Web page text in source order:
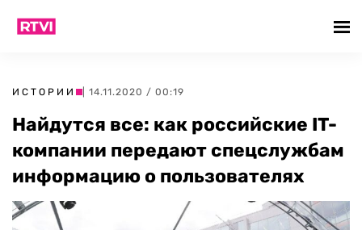
ИСТОРИИ | 14.11.2020 / 00:19
Найдутся все: как российские IT-
компании передают спецслужбам
информацию о пользователях